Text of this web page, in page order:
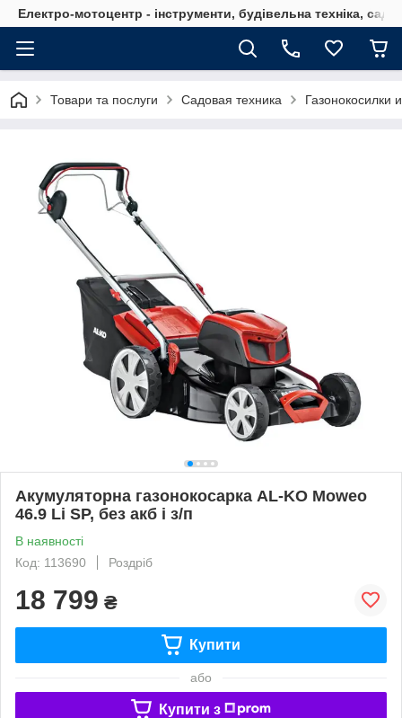
Електро-мотоцентр - інструменти, будівельна техніка,
Товари та послуги Садовая техника Газонокосилки
Акумуляторна газонокосарка AL-KO Moweo
46.9 Li SP, без акб і з/п
В наявності
Код: 113690
Роздріб
18 799 ₴
Купити
або
Купити з